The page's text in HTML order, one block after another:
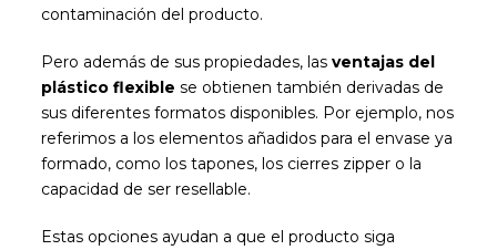
contaminación del producto.
Pero además de sus propiedades, las ventajas del
plástico flexible se obtienen también derivadas de
sus diferentes formatos disponibles. Por ejemplo, nos
referimos a los elementos añadidos para el envase ya
formado, como los tapones, los cierres zipper o la
capacidad de ser resellable.
Estas opciones ayudan a que el producto siga